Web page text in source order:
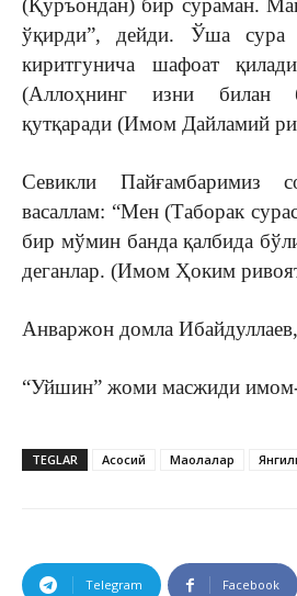
(Қуръондан) бир сураман.
ўқирди”, дейди. Ўша сура
киритгунича шафоат
(Аллоҳнинг изни билан
қутқаради (Имом Дайламий
Севикли Пайғамбаримиз
васаллам: “Мен (Таборак
бир мўмин банда қалбида
деганлар. (Имом Ҳоким
Анваржон домла Ибайдуллаев,
“Уйшин” жоми масжиди
TEGLAR Асосий Мақолалар
Telegram Facebook